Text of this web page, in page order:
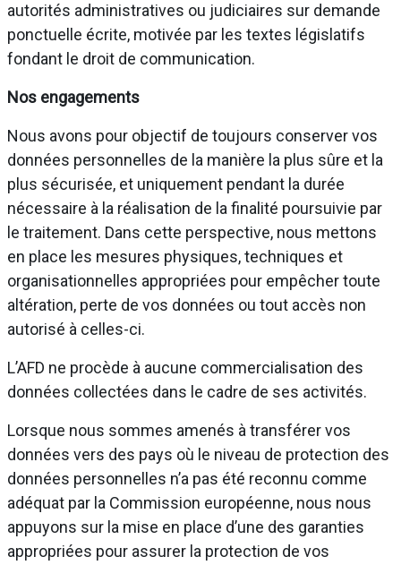
autorités administratives ou judiciaires sur demande
ponctuelle écrite, motivée par les textes législatifs
fondant le droit de communication.
Nos engagements
Nous avons pour objectif de toujours conserver vos
données personnelles de la manière la plus sûre et la
plus sécurisée, et uniquement pendant la durée
nécessaire à la réalisation de la finalité poursuivie par
le traitement. Dans cette perspective, nous mettons
en place les mesures physiques, techniques et
organisationnelles appropriées pour empêcher toute
altération, perte de vos données ou tout accès non
autorisé à celles-ci.
L’AFD ne procède à aucune commercialisation des
données collectées dans le cadre de ses activités.
Lorsque nous sommes amenés à transférer vos
données vers des pays où le niveau de protection des
données personnelles n’a pas été reconnu comme
adéquat par la Commission européenne, nous nous
appuyons sur la mise en place d’une des garanties
appropriées pour assurer la protection de vos